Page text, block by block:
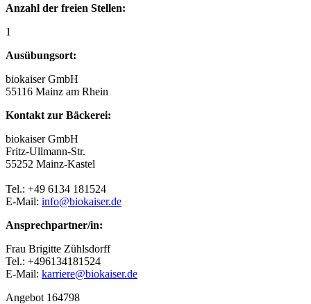
Anzahl der freien Stellen:
1
Ausübungsort:
biokaiser GmbH
55116 Mainz am Rhein
Kontakt zur Bäckerei:
biokaiser GmbH
Fritz-Ullmann-Str.
55252 Mainz-Kastel
Tel.: +49 6134 181524
E-Mail: info@biokaiser.de
Ansprechpartner/in:
Frau Brigitte Zühlsdorff
Tel.: +496134181524
E-Mail: karriere@biokaiser.de
Angebot 164798